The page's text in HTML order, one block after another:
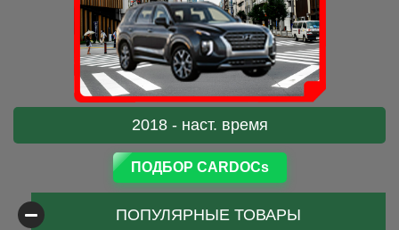
2018 - наст. время
ПОДБОР CARDOCs
ПОПУЛЯРНЫЕ ТОВАРЫ